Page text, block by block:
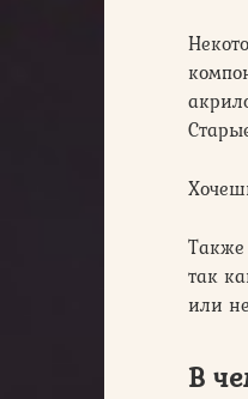
Также
так
или
В